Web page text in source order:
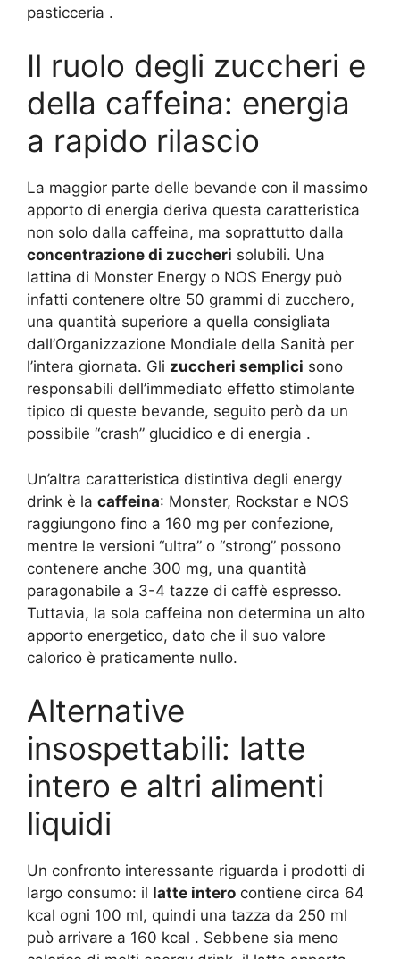
pasticceria .
Il ruolo degli zuccheri e
della caffeina: energia
a rapido rilascio
La maggior parte delle bevande con il massimo
apporto di energia deriva questa caratteristica
non solo dalla caffeina, ma soprattutto dalla
concentrazione di zuccheri solubili. Una
lattina di Monster Energy o NOS Energy può
infatti contenere oltre 50 grammi di zucchero,
una quantità superiore a quella consigliata
dall’Organizzazione Mondiale della Sanità per
l’intera giornata. Gli zuccheri semplici sono
responsabili dell’immediato effetto stimolante
tipico di queste bevande, seguito però da un
possibile “crash” glucidico e di energia .
Un’altra caratteristica distintiva degli energy
drink è la caffeina: Monster, Rockstar e NOS
raggiungono fino a 160 mg per confezione,
mentre le versioni “ultra” o “strong” possono
contenere anche 300 mg, una quantità
paragonabile a 3-4 tazze di caffè espresso.
Tuttavia, la sola caffeina non determina un alto
apporto energetico, dato che il suo valore
calorico è praticamente nullo.
Alternative
insospettabili: latte
intero e altri alimenti
liquidi
Un confronto interessante riguarda i prodotti di
largo consumo: il latte intero contiene circa 64
kcal ogni 100 ml, quindi una tazza da 250 ml
può arrivare a 160 kcal . Sebbene sia meno